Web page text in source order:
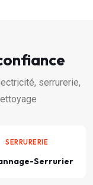
serrurerie,
SERRURERIE
Serrurier